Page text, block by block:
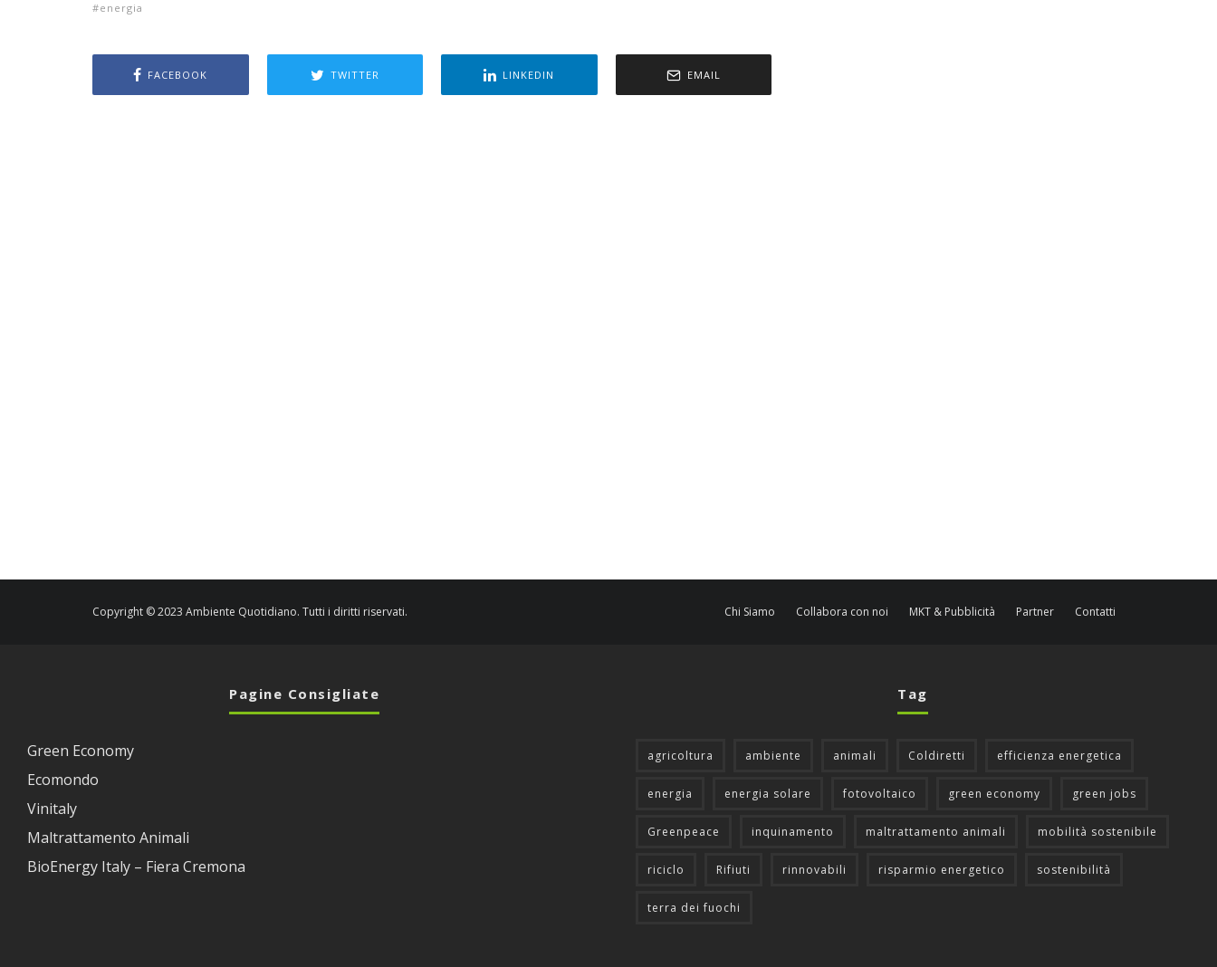
energia
FACEBOOK TWITTER LINKEDIN EMAIL
Copyright © 2023 Ambiente Quotidiano. Tutti i diritti riservati. Chi Siamo Collabora con noi MKT & Pubblicità Partner Contatti
Pagine Consigliate
Green Economy
Ecomondo
Vinitaly
Maltrattamento Animali
BioEnergy Italy – Fiera Cremona
Tag
agricoltura ambiente animali Coldiretti efficienza energetica
energia energia solare fotovoltaico green economy green jobs
Greenpeace inquinamento maltrattamento animali mobilità sostenibile
riciclo Rifiuti rinnovabili risparmio energetico sostenibilità
terra dei fuochi